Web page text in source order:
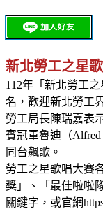
新北勞工之星
112年「新北勞工
名，歡迎新北勞工
勞工局長陳瑞嘉表
賓冠軍魯迪（
同台飆歌。
勞工之星歌唱大賽
獎」、「最佳啦啦
關鍵字，或官網